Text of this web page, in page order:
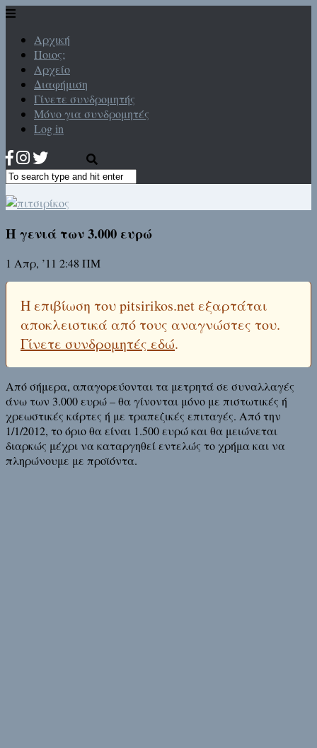
Αρχική
Ποιος;
Αρχείο
Διαφήμιση
Γίνετε συνδρομητής
Μόνο για συνδρομητές
Log in
Η γενιά των 3.000 ευρώ
1 Απρ, ’11 2:48 ΠΜ
Η επιβίωση του pitsirikos.net εξαρτάται
αποκλειστικά από τους αναγνώστες του.
Γίνετε συνδρομητές εδώ.
Από σήμερα, απαγορεύονται τα μετρητά σε συναλλαγές
άνω των 3.000 ευρώ – θα γίνονται μόνο με πιστωτικές ή
χρεωστικές κάρτες ή με τραπεζικές επιταγές. Από την
1/1/2012, το όριο θα είναι 1.500 ευρώ και θα μειώνεται
διαρκώς μέχρι να καταργηθεί εντελώς το χρήμα και να
πληρώνουμε με προϊόντα.